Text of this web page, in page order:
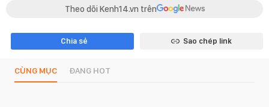
Theo dõi Kenh14.vn trên
Chia sẻ Sao chép link
CÙNG MỤC ĐANG HOT